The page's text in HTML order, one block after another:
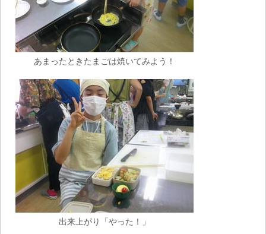
あまったときたまごは焼いてみよう！
出来上がり「やった！」